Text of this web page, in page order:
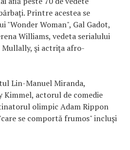
Printre acestea se
"Wonder Woman", Gal Gadot,
Williams, vedeta serialului
Mullally, şi actriţa afro-
Lin-Manuel Miranda,
Kimmel, actorul de comedie
olimpic Adam Rippon
se comportă frumos" incluşi